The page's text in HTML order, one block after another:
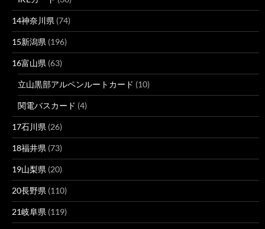
14神奈川県 (74)
15新潟県 (196)
16富山県 (63)
立山黒部アルペンルートカード (10)
関電バスカード (4)
17石川県 (26)
18福井県 (73)
19山梨県 (20)
20長野県 (110)
21岐阜県 (119)